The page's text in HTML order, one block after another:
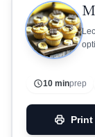
10 minprep
Print